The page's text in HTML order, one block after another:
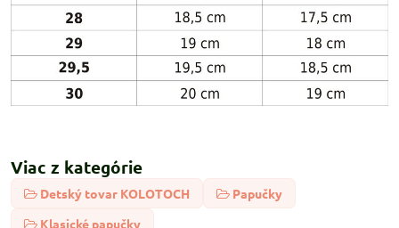
Viac z kategórie
Detský tovar KOLOTOCH
Papučky
Klasické papučky